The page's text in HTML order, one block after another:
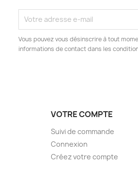
Vous pouvez vous désinscrire à tout
informations de contact dans les
VOTRE COMPTE
Suivi de commande
Connexion
Créez votre compte